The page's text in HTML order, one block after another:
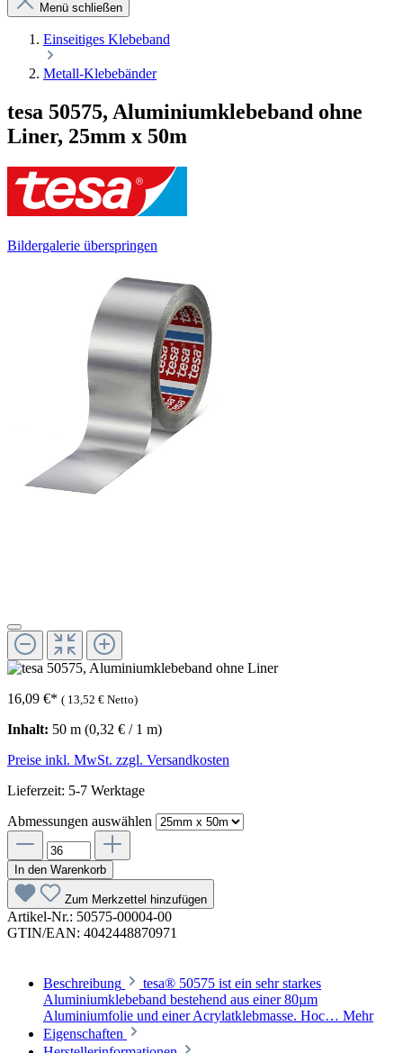
Menü schließen
Einseitiges Klebeband
Metall-Klebebänder
tesa 50575, Aluminiumklebeband ohne
Liner, 25mm x 50m
Bildergalerie überspringen
16,09 €* ( 13,52 € Netto)
Inhalt: 50 m (0,32 € / 1 m)
Preise inkl. MwSt. zzgl. Versandkosten
Lieferzeit: 5-7 Werktage
Abmessungen auswählen
In den Warenkorb
Zum Merkzettel hinzufügen
Artikel-Nr.: 50575-00004-00
GTIN/EAN: 4042448870971
Beschreibung
tesa® 50575 ist ein sehr starkes
Aluminiumklebeband bestehend aus einer 80µm
Aluminiumfolie und einer Acrylatklebmasse. Hoc… Mehr
Eigenschaften